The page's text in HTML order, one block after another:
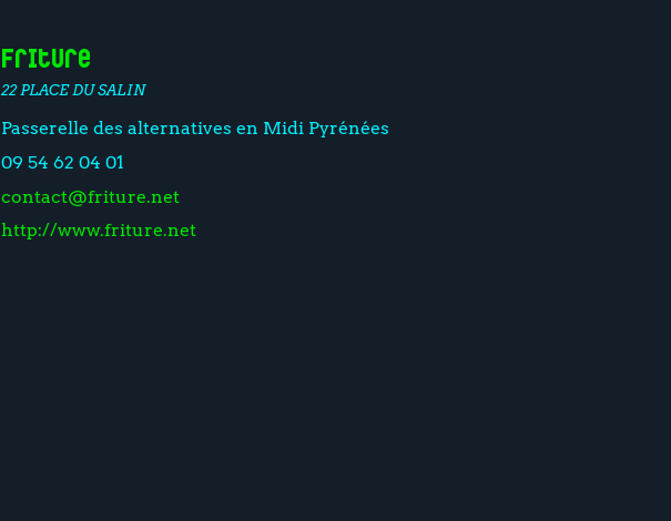
Friture
22 PLACE DU SALIN
Passerelle des alternatives en Midi Pyrénées
09 54 62 04 01
contact@friture.net
http://www.friture.net